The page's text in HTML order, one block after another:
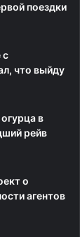
поездки
с
что выйду
в
рейв
о
агентов